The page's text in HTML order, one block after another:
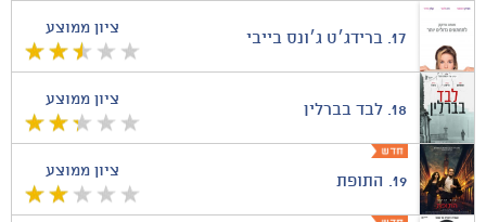
ציון ממוצע
17. ברידג׳ט ג׳ונס בייבי
ציון ממוצע
18. לבד בברלין
ציון ממוצע
19. התופת